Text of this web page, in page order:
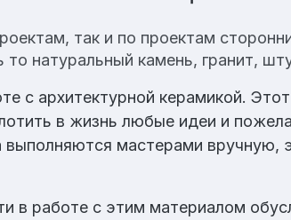
так и по проектам
натуральный камень, гранит,
с архитектурной керамикой.
в жизнь любые идеи и
мастерами вручную,
в работе с этим материалом